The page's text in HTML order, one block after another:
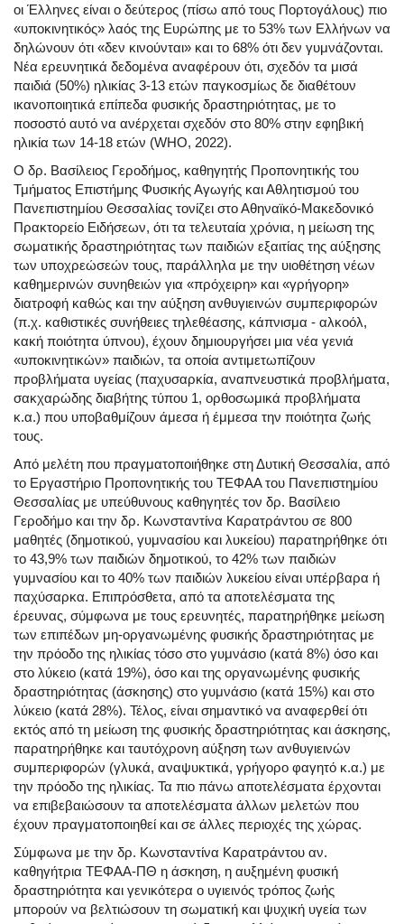
οι Έλληνες είναι ο δεύτερος (πίσω από τους Πορτογάλους) πιο
«υποκινητικός» λαός της Ευρώπης με το 53% των Ελλήνων να
δηλώνουν ότι «δεν κινούνται» και το 68% ότι δεν γυμνάζονται.
Νέα ερευνητικά δεδομένα αναφέρουν ότι, σχεδόν τα μισά
παιδιά (50%) ηλικίας 3-13 ετών παγκοσμίως δε διαθέτουν
ικανοποιητικά επίπεδα φυσικής δραστηριότητας, με το
ποσοστό αυτό να ανέρχεται σχεδόν στο 80% στην εφηβική
ηλικία των 14-18 ετών (WHO, 2022).
Ο δρ. Βασίλειος Γεροδήμος, καθηγητής Προπονητικής του
Τμήματος Επιστήμης Φυσικής Αγωγής και Αθλητισμού του
Πανεπιστημίου Θεσσαλίας τονίζει στο Αθηναϊκό-Μακεδονικό
Πρακτορείο Ειδήσεων, ότι τα τελευταία χρόνια, η μείωση της
σωματικής δραστηριότητας των παιδιών εξαιτίας της αύξησης
των υποχρεώσεών τους, παράλληλα με την υιοθέτηση νέων
καθημερινών συνηθειών για «πρόχειρη» και «γρήγορη»
διατροφή καθώς και την αύξηση ανθυγιεινών συμπεριφορών
(π.χ. καθιστικές συνήθειες τηλεθέασης, κάπνισμα - αλκοόλ,
κακή ποιότητα ύπνου), έχουν δημιουργήσει μια νέα γενιά
«υποκινητικών» παιδιών, τα οποία αντιμετωπίζουν
προβλήματα υγείας (παχυσαρκία, αναπνευστικά προβλήματα,
σακχαρώδης διαβήτης τύπου 1, ορθοσωμικά προβλήματα
κ.α.) που υποβαθμίζουν άμεσα ή έμμεσα την ποιότητα ζωής
τους.
Από μελέτη που πραγματοποιήθηκε στη Δυτική Θεσσαλία, από
το Εργαστήριο Προπονητικής του ΤΕΦΑΑ του Πανεπιστημίου
Θεσσαλίας με υπεύθυνους καθηγητές τον δρ. Βασίλειο
Γεροδήμο και την δρ. Κωνσταντίνα Καρατράντου σε 800
μαθητές (δημοτικού, γυμνασίου και λυκείου) παρατηρήθηκε ότι
το 43,9% των παιδιών δημοτικού, το 42% των παιδιών
γυμνασίου και το 40% των παιδιών λυκείου είναι υπέρβαρα ή
παχύσαρκα. Επιπρόσθετα, από τα αποτελέσματα της
έρευνας, σύμφωνα με τους ερευνητές, παρατηρήθηκε μείωση
των επιπέδων μη-οργανωμένης φυσικής δραστηριότητας με
την πρόοδο της ηλικίας τόσο στο γυμνάσιο (κατά 8%) όσο και
στο λύκειο (κατά 19%), όσο και της οργανωμένης φυσικής
δραστηριότητας (άσκησης) στο γυμνάσιο (κατά 15%) και στο
λύκειο (κατά 28%). Τέλος, είναι σημαντικό να αναφερθεί ότι
εκτός από τη μείωση της φυσικής δραστηριότητας και άσκησης,
παρατηρήθηκε και ταυτόχρονη αύξηση των ανθυγιεινών
συμπεριφορών (γλυκά, αναψυκτικά, γρήγορο φαγητό κ.α.) με
την πρόοδο της ηλικίας. Τα πιο πάνω αποτελέσματα έρχονται
να επιβεβαιώσουν τα αποτελέσματα άλλων μελετών που
έχουν πραγματοποιηθεί και σε άλλες περιοχές της χώρας.
Σύμφωνα με την δρ. Κωνσταντίνα Καρατράντου αν.
καθηγήτρια ΤΕΦΑΑ-ΠΘ η άσκηση, η αυξημένη φυσική
δραστηριότητα και γενικότερα ο υγιεινός τρόπος ζωής
μπορούν να βελτιώσουν τη σωματική και ψυχική υγεία των